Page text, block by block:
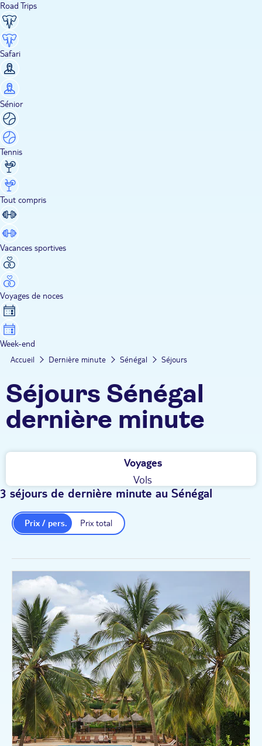
Road Trips
Safari
Sénior
Tennis
Tout compris
Vacances sportives
Voyages de noces
Week-end
Accueil Dernière minute Sénégal Séjours
Séjours Sénégal
dernière minute
Voyages
Vols
3 séjours de dernière minute au Sénégal
Prix total
Prix / pers.